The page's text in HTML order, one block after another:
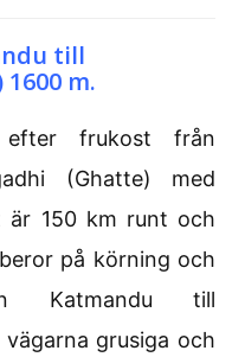
till
m.
frukost från
(Ghatte) med
är 150 km runt och
på körning och
Katmandu till
grusiga och